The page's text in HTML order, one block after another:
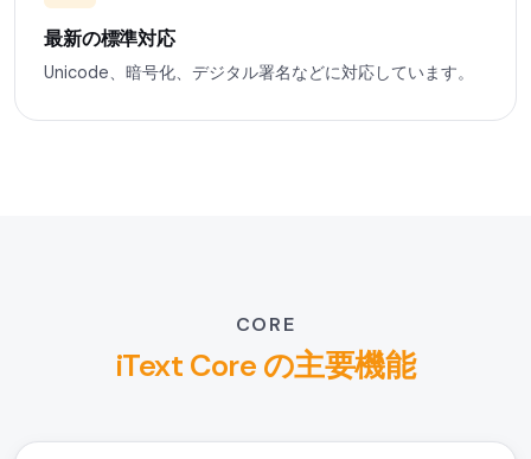
最新の標準対応
Unicode、暗号化、デジタル署名などに対応しています。
CORE
iText Core の主要機能